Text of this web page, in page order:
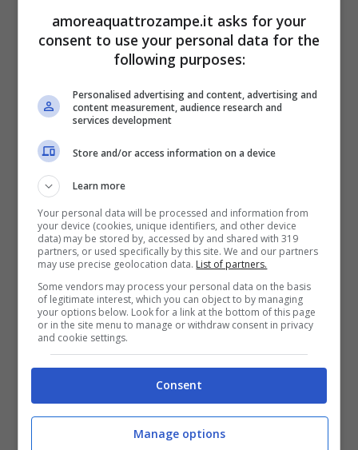
Camminare e rimanere bloccato in un
angolo
Dimenticare di usare la lettiera
Miagolare di notte
Se ilgatto fissa il muro
avendo un comportamento maniacale,
potrebbe essere un segno diiperestesia
felinase associata ad altri sintomi, come:
Gatto attacca la sua coda
Gatto miagolao ulula
Il felino è sensibile al tatto
amoreaquattrozampe.it asks for your
consent to use your personal data for the
following purposes:
Personalised advertising and content, advertising and
content measurement, audience research and
services development
Store and/or access information on a device
Learn more
Your personal data will be processed and information from
your device (cookies, unique identifiers, and other device
data) may be stored by, accessed by and shared with 319
partners, or used specifically by this site. We and our partners
may use precise geolocation data. List of partners.
Some vendors may process your personal data on the basis
of legitimate interest, which you can object to by managing
your options below. Look for a link at the bottom of this page
or in the site menu to manage or withdraw consent in privacy
and cookie settings.
Consent
Manage options